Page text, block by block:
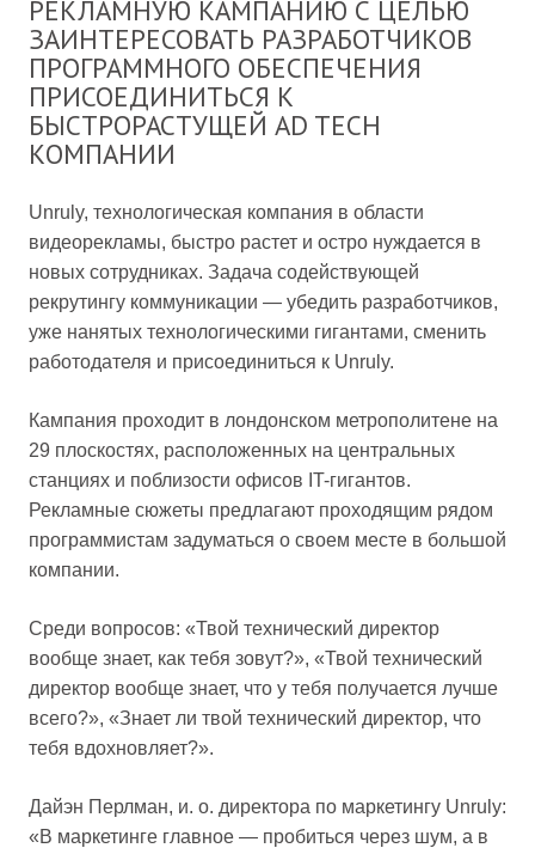
РЕКЛАМНУЮ КАМПАНИЮ С ЦЕЛЬЮ
ЗАИНТЕРЕСОВАТЬ РАЗРАБОТЧИКОВ
ПРОГРАММНОГО ОБЕСПЕЧЕНИЯ
ПРИСОЕДИНИТЬСЯ К
БЫСТРОРАСТУЩЕЙ AD TECH
КОМПАНИИ
Unruly, технологическая компания в области
видеорекламы, быстро растет и остро нуждается в
новых сотрудниках. Задача содействующей
рекрутингу коммуникации — убедить разработчиков,
уже нанятых технологическими гигантами, сменить
работодателя и присоединиться к Unruly.
Кампания проходит в лондонском метрополитене на
29 плоскостях, расположенных на центральных
станциях и поблизости офисов IT-гигантов.
Рекламные сюжеты предлагают проходящим рядом
программистам задуматься о своем месте в большой
компании.
Среди вопросов: «Твой технический директор
вообще знает, как тебя зовут?», «Твой технический
директор вообще знает, что у тебя получается лучше
всего?», «Знает ли твой технический директор, что
тебя вдохновляет?».
Дайэн Перлман, и. о. директора по маркетингу Unruly:
«В маркетинге главное — пробиться через шум, а в